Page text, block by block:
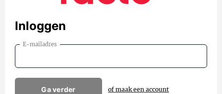
Inloggen
E-mailadres
Ga verder of maak een account